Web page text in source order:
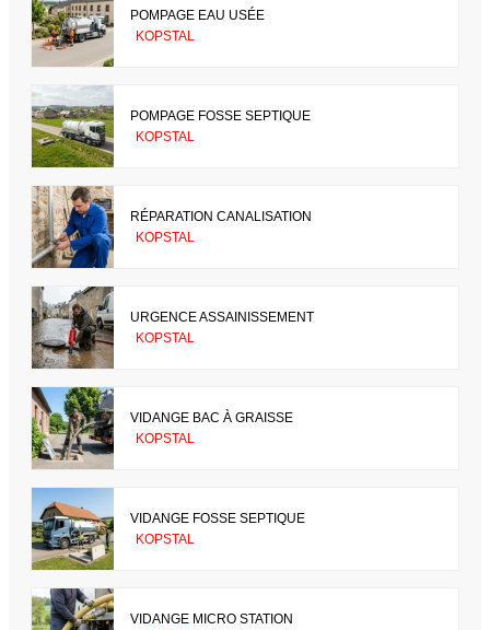
POMPAGE EAU USÉE
KOPSTAL
POMPAGE FOSSE SEPTIQUE
KOPSTAL
RÉPARATION CANALISATION
KOPSTAL
URGENCE ASSAINISSEMENT
KOPSTAL
VIDANGE BAC À GRAISSE
KOPSTAL
VIDANGE FOSSE SEPTIQUE
KOPSTAL
VIDANGE MICRO STATION